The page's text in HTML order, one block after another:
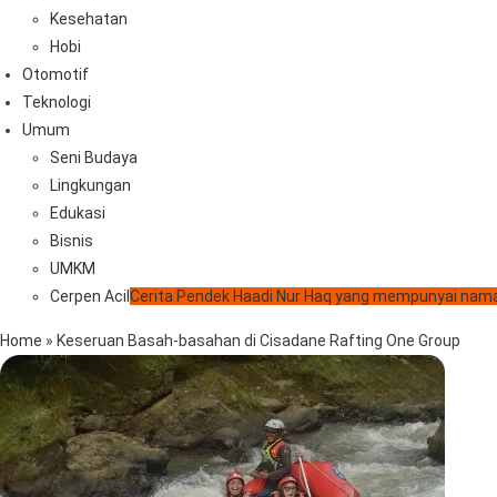
Kesehatan
Hobi
Otomotif
Teknologi
Umum
Seni Budaya
Lingkungan
Edukasi
Bisnis
UMKM
Cerpen Acil Cerita Pendek Haadi Nur Haq yang mempunyai
Home » Keseruan Basah-basahan di Cisadane Rafting One Group